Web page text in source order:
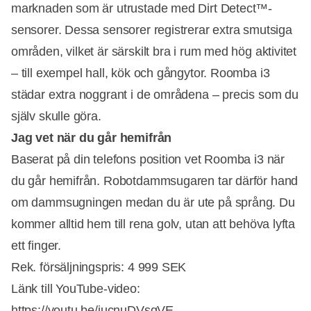
marknaden som är utrustade med Dirt Detect™-
sensorer. Dessa sensorer registrerar extra smutsiga
områden, vilket är särskilt bra i rum med hög aktivitet
– till exempel hall, kök och gångytor. Roomba i3
städar extra noggrant i de områdena – precis som du
själv skulle göra.
Jag vet när du går hemifrån
Baserat på din telefons position vet Roomba i3 när
du går hemifrån. Robotdammsugaren tar därför hand
om dammsugningen medan du är ute på språng. Du
kommer alltid hem till rena golv, utan att behöva lyfta
ett finger.
Rek. försäljningspris: 4 999 SEK
Länk till YouTube-video: